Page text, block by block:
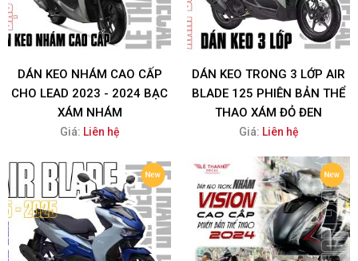
DÁN KEO NHÁM CAO CẤP
CHO LEAD 2023 - 2024 BẠC
XÁM NHÁM
Giá: Liên hệ
DÁN KEO TRONG 3 LỚP AIR
BLADE 125 PHIÊN BẢN THỂ
THAO XÁM ĐỎ ĐEN
Giá: Liên hệ